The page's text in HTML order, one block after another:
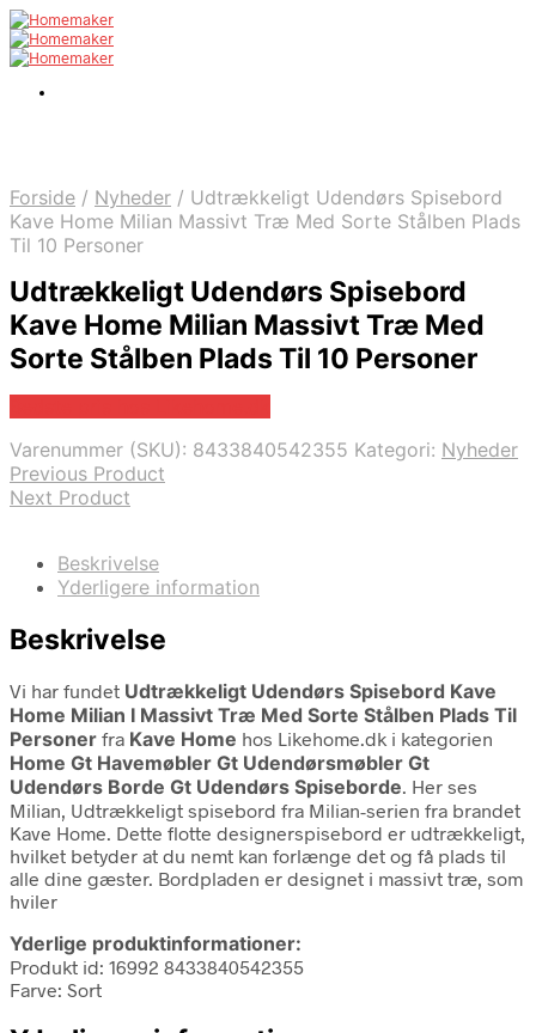
Forside / Nyheder / Udtrækkeligt Udendørs Spisebord
Kave Home Milian Massivt Træ Med Sorte Stålben Plads
Til 10 Personer
Udtrækkeligt Udendørs Spisebord
Kave Home Milian Massivt Træ Med
Sorte Stålben Plads Til 10 Personer
Varenummer (SKU): 8433840542355 Kategori: Nyheder
Previous Product
Next Product
Beskrivelse
Yderligere information
Beskrivelse
Vi har fundet Udtrækkeligt Udendørs Spisebord Kave
Home Milian I Massivt Træ Med Sorte Stålben Plads Til
Personer fra Kave Home hos Likehome.dk i kategorien
Home Gt Havemøbler Gt Udendørsmøbler Gt
Udendørs Borde Gt Udendørs Spiseborde. Her ses
Milian, Udtrækkeligt spisebord fra Milian-serien fra brandet
Kave Home. Dette flotte designerspisebord er udtrækkeligt,
hvilket betyder at du nemt kan forlænge det og få plads til
alle dine gæster. Bordpladen er designet i massivt træ, som
hviler
Yderlige produktinformationer:
Produkt id: 16992 8433840542355
Farve: Sort